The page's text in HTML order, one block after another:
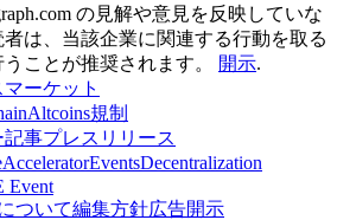
の見解や意見を反映していな
は、当該企業に関連する行動を取る
ことが推奨されます。
開示.
マーケット
Altcoins規制
記事プレスリリース
AcceleratorEventsDecentralization
Event
ついて編集方針広告開示